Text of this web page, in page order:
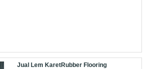
Jual Lem KaretRubber Flooring